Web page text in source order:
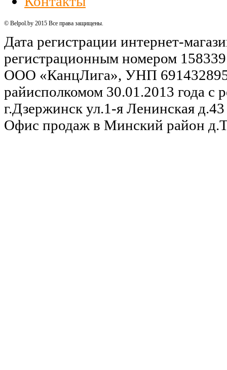
© Belpol.by 2015 Все права защищены.
Дата регистрации интернет-
регистрационным номером 158339
ООО «КанцЛига», УНП
райисполкомом 30.01.2013 года с
г.Дзержинск ул.1-я Ленинская
Офис продаж в Минский район